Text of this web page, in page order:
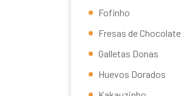
Fofinho
Fresas de Chocolate
Galletas Donas
Huevos Dorados